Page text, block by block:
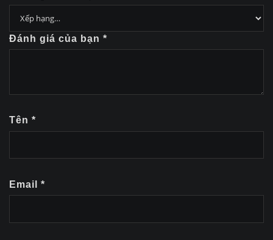
Đánh giá của bạn *
Tên *
Email *